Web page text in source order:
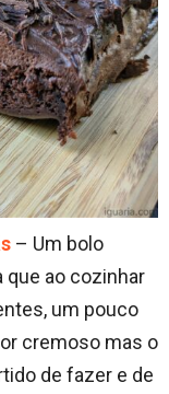
– Um bolo
que ao cozinhar
um pouco
cremoso mas o
de fazer e de